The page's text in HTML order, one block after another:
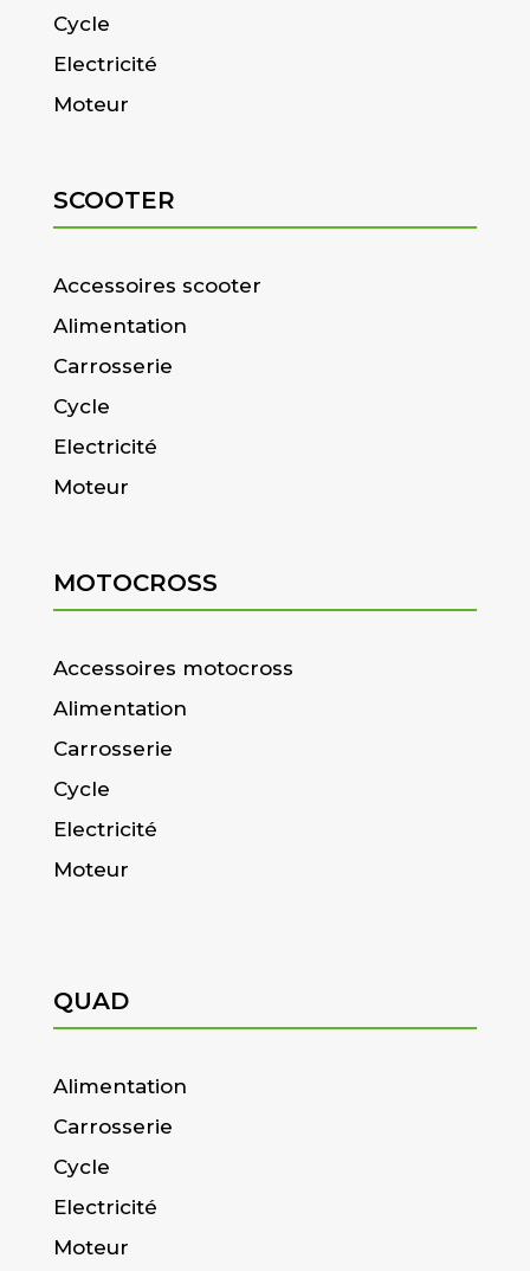
Cycle
Electricité
Moteur
SCOOTER
Accessoires scooter
Alimentation
Carrosserie
Cycle
Electricité
Moteur
MOTOCROSS
Accessoires motocross
Alimentation
Carrosserie
Cycle
Electricité
Moteur
QUAD
Alimentation
Carrosserie
Cycle
Electricité
Moteur